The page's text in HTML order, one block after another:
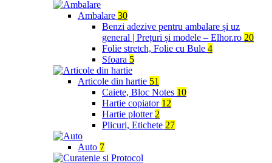
Ambalare 30
Benzi adezive pentru ambalare și uz
general | Prețuri și modele – Elhor.ro 20
Folie stretch, Folie cu Bule 4
Sfoara 5
Articole din hartie 51
Caiete, Bloc Notes 10
Hartie copiator 12
Hartie plotter 2
Plicuri, Etichete 27
Auto 7